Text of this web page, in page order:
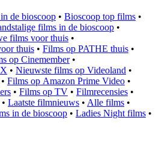
de bioscoop • Bioscoop top films •
films in de bioscoop •
films voor thuis •
thuis • Films op PATHE thuis •
op Cinemember•
• Nieuwste films op Videoland •
• Films op Amazon Prime Video •
• Films op TV • Filmrecensies •
• Laatste filmnieuws • Alle films •
in de bioscoop • Ladies Night films •